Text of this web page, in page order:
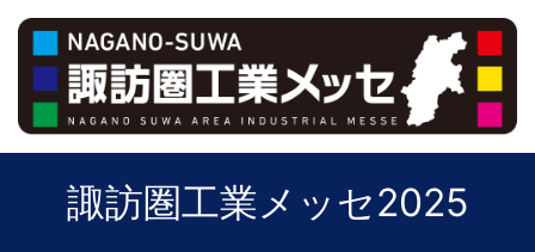
諏訪圏工業メッセ2025